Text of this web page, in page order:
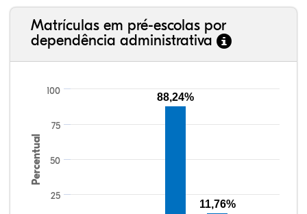
Matrículas em pré-escolas por
dependência administrativa
Percentual
100
25
50
75
88,24%
11,76%